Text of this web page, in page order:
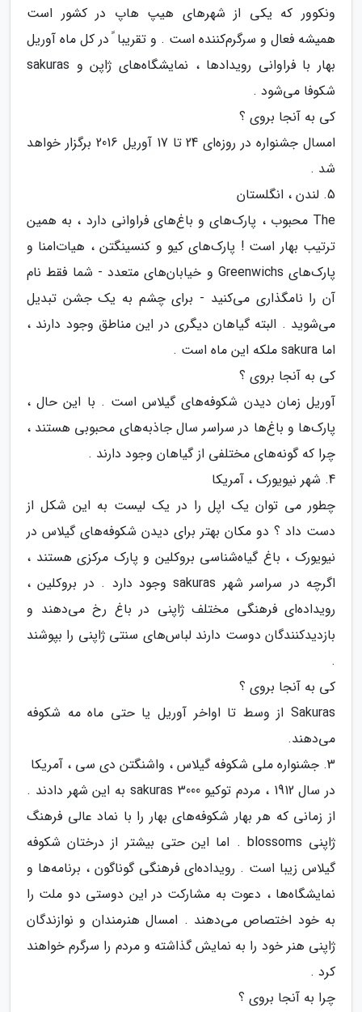
ونکوور که یکی از شهرهای هیپ هاپ در کشور است
همیشه فعال و سرگرم‌کننده است . و تقریبا ً در کل ماه آوریل
بهار با فراوانی رویدادها ، نمایشگاه‌های ژاپن و sakuras
شکوفا می‌شود .
کی به آنجا بروی ؟
امسال جشنواره در روزه‌ای 24 تا 17 آوریل 2016 برگزار خواهد
شد .
5. لندن ، انگلستان
The محبوب ، پارک‌های و باغ‌های فراوانی دارد ، به همین
ترتیب بهار است ! پارک‌های کیو و کنسینگتن ، هیات‌امنا و
پارک‌های Greenwichs و خیابان‌های متعدد - شما فقط نام
آن را نامگذاری می‌کنید - برای چشم به یک جشن تبدیل
می‌شوید . البته گیاهان دیگری در این مناطق وجود دارند ،
اما sakura ملکه این ماه است .
کی به آنجا بروی ؟
آوریل زمان دیدن شکوفه‌های گیلاس است . با این حال ،
پارک‌ها و باغ‌ها در سراسر سال جاذبه‌های محبوبی هستند ،
چرا که گونه‌های مختلفی از گیاهان وجود دارند .
4. شهر نیویورک ، آمریکا
چطور می ‌توان یک اپل را در یک لیست به این شکل از
دست داد ؟ دو مکان بهتر برای دیدن شکوفه‌های گیلاس در
نیویورک ، باغ گیاه‌شناسی بروکلین و پارک مرکزی هستند ،
اگرچه در سراسر شهر sakuras وجود دارد . در بروکلین ،
رویداده‌ای فرهنگی مختلف ژاپنی در باغ رخ می‌دهند و
بازدیدکنندگان دوست دارند لباس‌های سنتی ژاپنی را بپوشند
.
کی به آنجا بروی ؟
Sakuras از وسط تا اواخر آوریل یا حتی ماه مه شکوفه
می‌دهند.
3. جشنواره ملی شکوفه گیلاس ، واشنگتن دی سی ، آمریکا
در سال 1912 ، مردم توکیو 3000 sakuras به این شهر دادند .
از زمانی که هر بهار شکوفه‌های بهار را با نماد عالی فرهنگ
ژاپنی blossoms . اما این حتی بیشتر از درختان شکوفه
گیلاس زیبا است . رویداده‌ای فرهنگی گوناگون ، برنامه‌ها و
نمایشگاه‌ها ، دعوت به مشارکت در این دوستی دو ملت را
به خود اختصاص می‌دهند . امسال هنرمندان و نوازندگان
ژاپنی هنر خود را به نمایش گذاشته و مردم را سرگرم خواهند
کرد .
چرا به آنجا بروی ؟